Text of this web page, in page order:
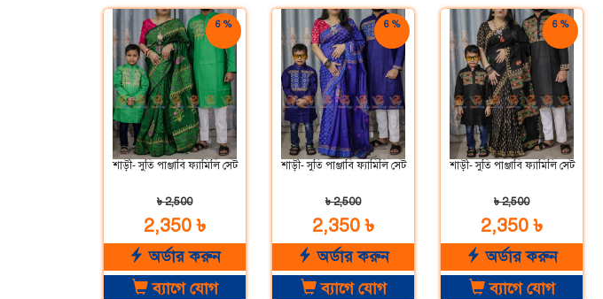
6 %
শাড়ী- সুতি পাঞ্জাবি ফ্যামিলি সেট
৳ 2,500
2,350 ৳
অর্ডার করুন
ব্যাগে যোগ
6 %
শাড়ী- সুতি পাঞ্জাবি ফ্যামিলি সেট
৳ 2,500
2,350 ৳
অর্ডার করুন
ব্যাগে যোগ
6 %
শাড়ী- সুতি পাঞ্জাবি ফ্যামিলি সেট
৳ 2,500
2,350 ৳
অর্ডার করুন
ব্যাগে যোগ